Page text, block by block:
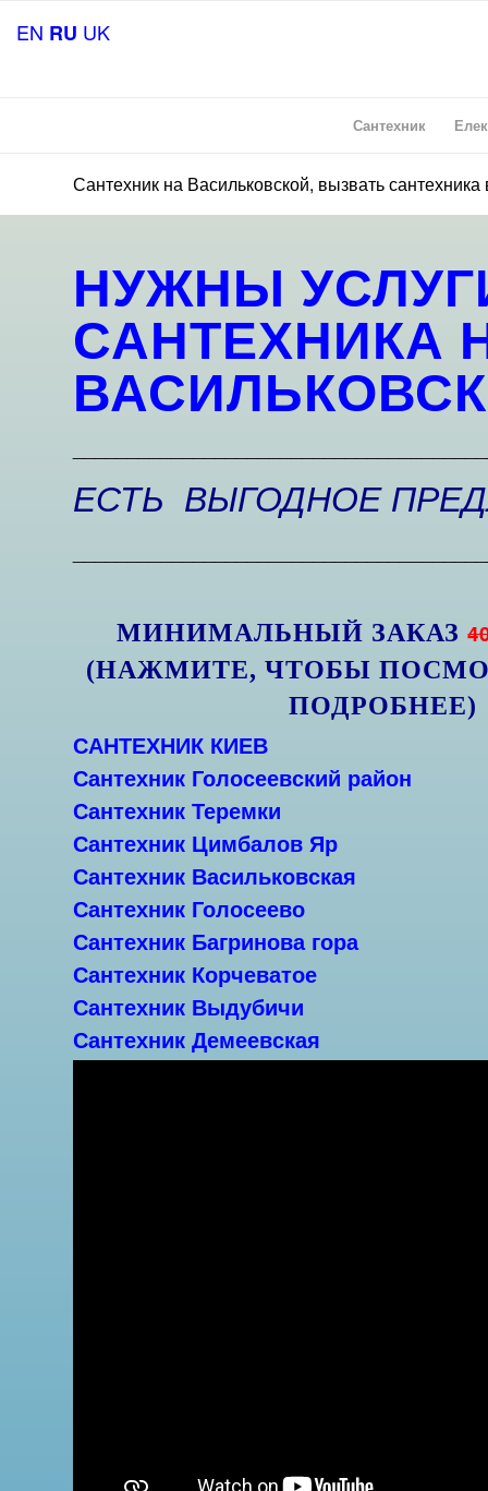
Сантехник
Сантехник на Васильковской, вызвать
НУЖНЫ
САНТЕХНИКА
ЕСТЬ ВЫГОДНОЕ
МИНИМАЛЬНЫЙ ЗАКАЗ
(НАЖМИТЕ, ЧТОБЫ
ПОДРОБНЕЕ)
САНТЕХНИК КИЕВ
Сантехник Голосеевский район
Сантехник Теремки
Сантехник Цимбалов Яр
Сантехник Васильковская
Сантехник Голосеево
Сантехник Багринова гора
Сантехник Корчеватое
Сантехник Выдубичи
Сантехник Демеевская
EN RU UK